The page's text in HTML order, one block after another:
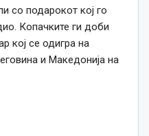
со подарокот кој го
Копачките ги доби
кој се одигра на
и Македонија на